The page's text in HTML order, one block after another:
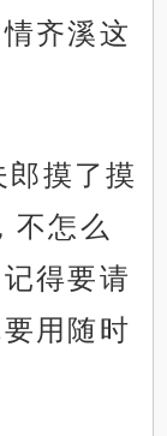
齐溪这
摸了摸
不怎么
得要请
用随时